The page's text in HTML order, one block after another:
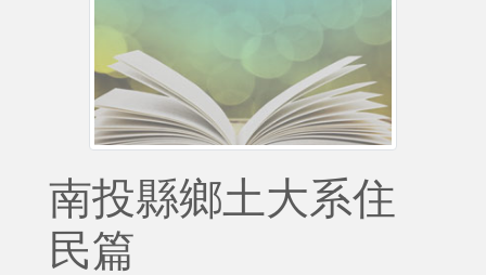
南投縣鄉土大系住
民篇